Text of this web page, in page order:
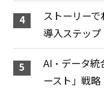
ストーリー
導入ステップ
AI・データ統
ースト」戦略